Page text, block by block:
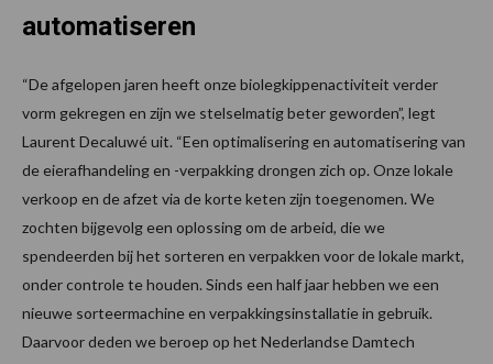
automatiseren
“De afgelopen jaren heeft onze biolegkippenactiviteit verder
vorm gekregen en zijn we stelselmatig beter geworden”, legt
Laurent Decaluwé uit. “Een optimalisering en automatisering van
de eierafhandeling en -verpakking drongen zich op. Onze lokale
verkoop en de afzet via de korte keten zijn toegenomen. We
zochten bijgevolg een oplossing om de arbeid, die we
spendeerden bij het sorteren en verpakken voor de lokale markt,
onder controle te houden. Sinds een half jaar hebben we een
nieuwe sorteermachine en verpakkingsinstallatie in gebruik.
Daarvoor deden we beroep op het Nederlandse Damtech